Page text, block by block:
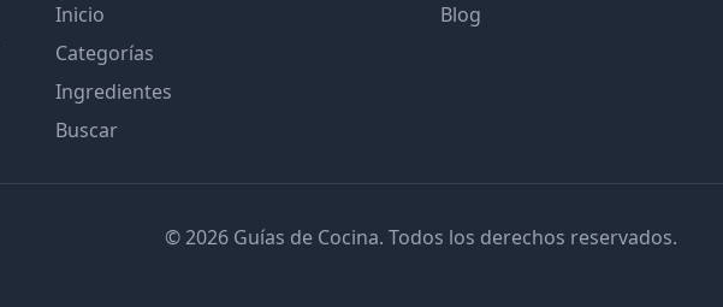
Inicio
Categorías
Ingredientes
Buscar
Blog
© 2026 Guías de Cocina. Todos los derechos reservados.